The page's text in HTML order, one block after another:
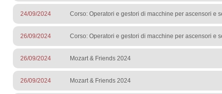
24/09/2024 Corso: Operatori e gestori di macchine per ascensori e
26/09/2024 Corso: Operatori e gestori di macchine per ascensori e
26/09/2024 Mozart & Friends 2024
26/09/2024 Mozart & Friends 2024